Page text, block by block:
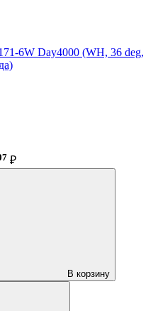
6W Day4000 (WH, 36 deg,
₽
В корзину